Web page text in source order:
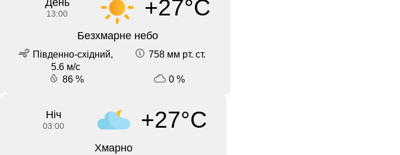
День
13:00 +27°C
Безхмарне небо
Південно-східний,
5.6 м/с
758 мм рт. ст.
86 % 0 %
Ніч
03:00 +27°C
Хмарно